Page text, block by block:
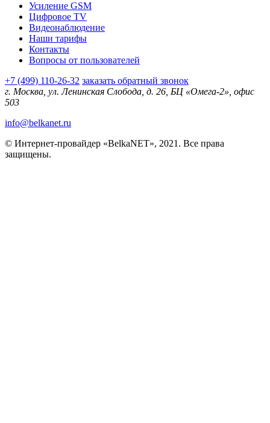
Усиление GSM
Цифровое TV
Видеонаблюдение
Наши тарифы
Контакты
Вопросы от пользователей
+7 (499) 110-26-32 заказать обратный звонок
г. Москва, ул. Ленинская Слобода, д. 26, БЦ «Омега-2», офис
503
info@belkanet.ru
© Интернет-провайдер «BelkaNET», 2021. Все права
защищены.